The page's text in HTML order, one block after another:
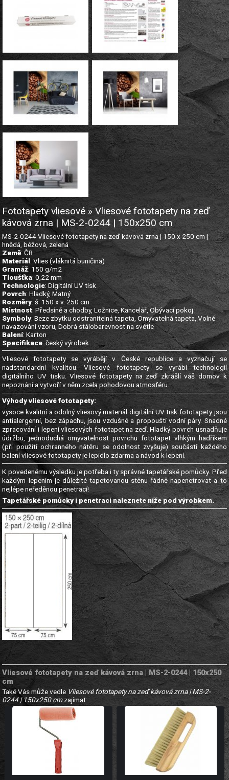
Fototapety vliesové » Vliesové fototapety na zeď
kávová zrna | MS-2-0244 | 150x250 cm
MS-2-0244 Vliesové fototapety na zeď kávová zrna | 150 x 250 cm |
hnědá, béžová, zelená
Země: ČR
Materiál: Vlies (vláknitá buničina)
Gramáž: 150 g/m2
Tloušťka: 0,22 mm
Technologie: Digitální UV tisk
Povrch: Hladký, Matný
Rozměry: š. 150 x v. 250 cm
Místnost: Předsíně a chodby, Ložnice, Kancelář, Obývací pokoj
Symboly: Beze zbytku odstranitelná tapeta, Omyvatelná tapeta, Volné
navazování vzoru, Dobrá stálobarevnost na světle
Balení: Karton
Specifikace: český výrobek
Vliesové fototapety se vyrábějí v České republice a vyznačují se
nadstandardní kvalitou. Vliesové fototapety se vyrábí technologií
digitálního UV tisku. Vliesové fototapety na zeď zkrášlí váš domov k
nepoznání a vytvoří v něm zcela pohodovou atmosféru.
Výhody vliesové fototapety:
vysoce kvalitní a odolný vliesový materiál digitální UV tisk fototapety jsou
antialergenní, bez zápachu, jsou vzdušné a propouští vodní páry. Snadné
zpracování i lepení vliesových fototapet na zeď. Hladký povrch usnadňuje
údržbu, jednoduchá omyvatelnost povrchu fototapet vlhkým hadříkem
(při použití ochranného nátěru se odolnost zvyšuje) součástí každého
balení vliesové fototapety je lepidlo zdarma a návod k lepení.
K povedenému výsledku je potřeba i ty správné tapetářské pomůcky. Před
každým lepením je důležité tapetovanou stěnu řádně napenetrovat a to
nejlépe neředěnou penetrací!
Tapetářské pomůcky i penetraci naleznete níže pod výrobkem.
Vliesové fototapety na zeď kávová zrna | MS-2-0244 | 150x250
cm
Také Vás může vedle Vliesové fototapety na zeď kávová zrna | MS-2-
0244 | 150x250 cmzajímat: